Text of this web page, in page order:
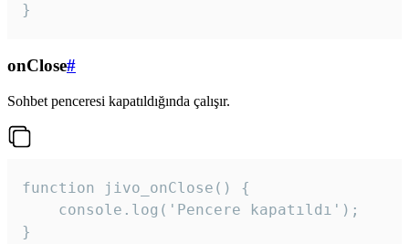
}
onClose#
Sohbet penceresi kapatıldığında çalışır.
function jivo_onClose() {
    console.log('Pencere kapatıldı');
}